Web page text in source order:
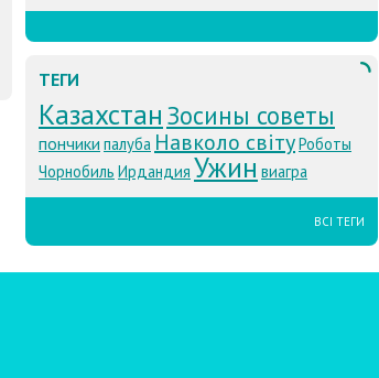
ТЕГИ
Казахстан Зосины советы
пончики палуба Навколо світуРоботы
Чорнобиль Ирдандия Ужин виагра
ВСІ ТЕГИ